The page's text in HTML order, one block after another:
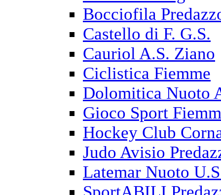
Bocciofila
Castello di F. G.S.
Cauriol A.S. Ziano
Ciclistica Fiemme
Dolomitica Nuoto
Gioco Sport
Hockey Club
Judo Avisio
Latemar Nuoto